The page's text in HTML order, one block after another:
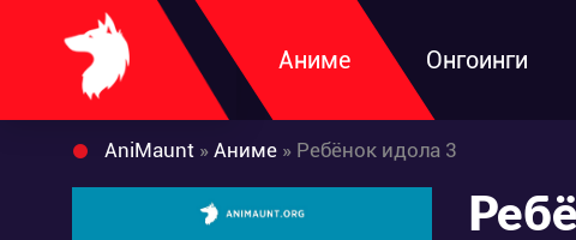
Аниме Онгоинги
AniMaunt » Аниме » Ребёнок идола 3